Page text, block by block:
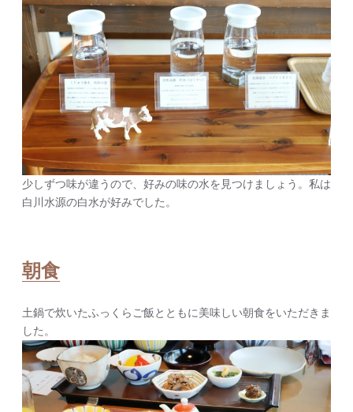
少しずつ味が違うので、好みの味の水を見つけましょう。私は
白川水源の白水が好みでした。
朝食
土鍋で炊いたふっくらご飯とともに美味しい朝食をいただきま
した。